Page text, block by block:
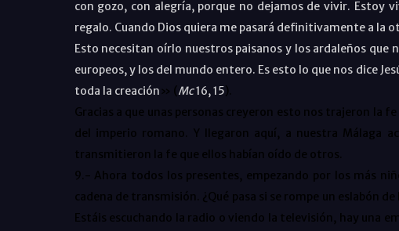
con gozo, con alegría, porque no dejamos de vivir. Estoy
regalo. Cuando Dios quiera me pasará definitivamente a la
Esto necesitan oírlo nuestros paisanos y los ardaleños que
europeos, y los del mundo entero. Es esto lo que nos dice
toda la creación » (Mc16, 15).
Gracias a que unas personas creyeron esto nos trajeron la
del imperio romano. Y llegaron aquí, a nuestra Málaga
transmitieron la fe que ellos habían oído de otros.
9.- Ahora todos los presentes, empezando por los más
cadena de transmisión. ¿Qué pasa si se rompe un eslabón
Estáis escuchando la radio o viendo la televisión, hay una